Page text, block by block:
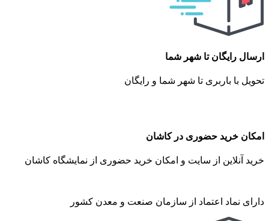
ارسال رایگان تا شهر شما
تحویل با باربری تا شهر شما و رایگان
امکان خرید حضوری در کاشان
خرید آنلاین از سایت و امکان خرید حضوری از نمایشگاه کاشان
دارای نماد اعتماد از سازمان صنعت و معدن کشور